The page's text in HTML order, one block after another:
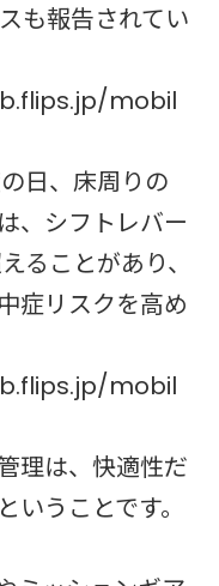
も報告されてい
mobil
日、床周りの
、シフトレバー
ることがあり、
症リスクを高め
mobil
理は、快適性だ
うことです。